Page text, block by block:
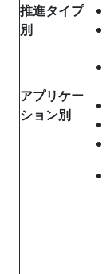
推進タイプ
別
アプリケー
ション別